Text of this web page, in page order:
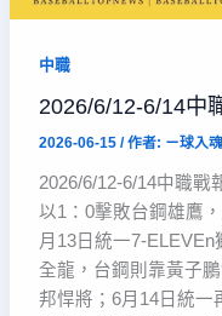
中職
2026/6/12-6/14中
2026-06-15 / 作者: ㄧ球入魂
2026/6/12-6/14中職戰
以1：0擊敗台鋼雄鷹
月13日統一7-
全龍，台鋼則靠黃子
邦悍將；6月14日統一